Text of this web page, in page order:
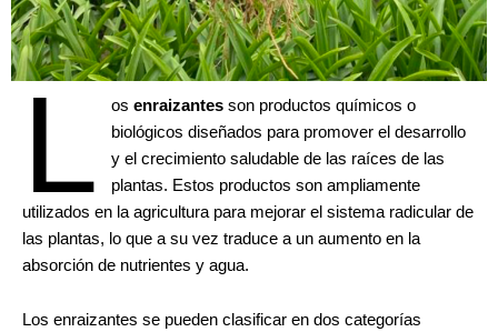
L osenraizantes son productos químicos o
biológicos diseñados para promover el desarrollo
y el crecimiento saludable de las raíces de las
plantas. Estos productos son ampliamente
utilizados en la agricultura para mejorar el sistema radicular de
las plantas, lo que a su vez traduce a un aumento en la
absorción de nutrientes y agua.
Los enraizantes se pueden clasificar en dos categorías